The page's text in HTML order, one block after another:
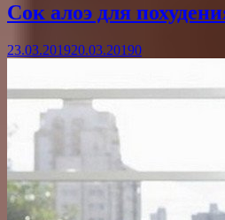
Сок алоэ для
23.03.201920.03.20190